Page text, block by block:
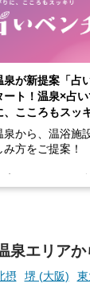
泉が新提案「占
ート！温泉×占
、こころもスッ
泉から、温浴施
方をご提案！
ットなど気軽に
“ととのう”お
と特別に。
泉エリア
摂 堺 (大阪) 東